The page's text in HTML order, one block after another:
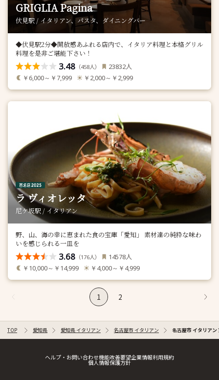
GRIGLIA Pagina
伏見駅 / イタリアン、パスタ、ダイニングバー
◆伏見駅2分◆開放感あふれる店内で、イタリア料理と本格グリル
料理を是非ご堪能下さい！
3.48 （458人） 23832人
￥6,000～￥7,999 ￥2,000～￥2,999
ラ ヴィオレッタ
尼ケ坂駅 / イタリアン
野、山、海の幸に恵まれた食の宝庫「愛知」 素材達の純粋な味わ
いを感じられる一皿を
3.68 （176人） 14578人
￥10,000～￥14,999 ￥4,000～￥4,999
1 2
TOP 愛知県 愛知県 イタリアン 名古屋市 イタリアン 名古屋市 イタリア
ヘルプ・お問い合わせ機能改善要望企業情報利用規約
個人情報保護方針